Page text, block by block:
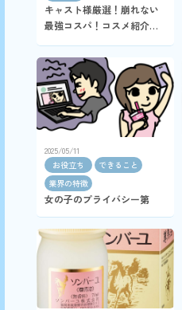
キャスト様厳選！崩れない
最強コスパ！コスメ紹介の
2025/05/11
お役立ち
できること
業界の特徴
女の子のプライバシー第
一！女の子に負担は絶対ダ
メ！